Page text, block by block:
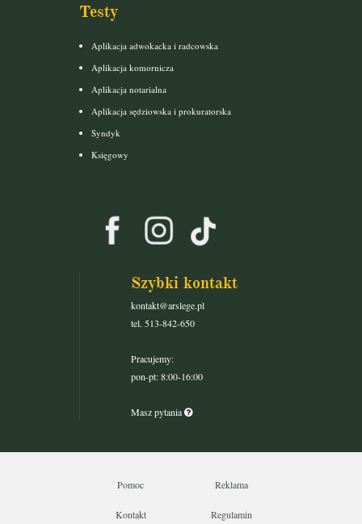
Testy
Aplikacja adwokacka i radcowska
Aplikacja komornicza
Aplikacja notarialna
Aplikacja sędziowska i prokuratorska
Syndyk
Księgowy
Szybki kontakt
kontakt@arslege.pl
tel. 513-842-650
Pracujemy:
pon-pt: 8:00-16:00
Masz pytania
Pomoc Reklama
Kontakt Regulamin